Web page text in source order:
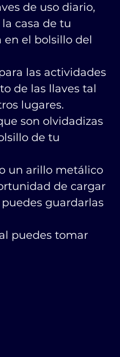
de uso diario,
casa de tu
en el bolsillo del
las actividades
de las llaves tal
lugares.
son olvidadizas
de tu
un arillo metálico
de cargar
guardarlas
puedes tomar